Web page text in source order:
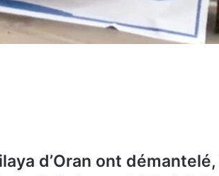
d’Oran ont démantelé,